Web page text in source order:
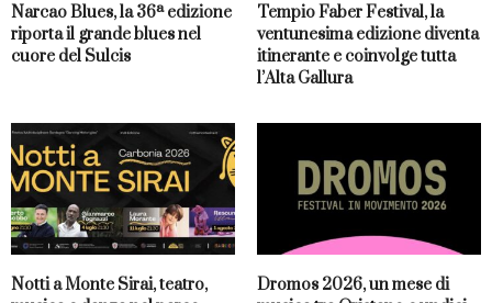
Narcao Blues, la 36ª edizione
riporta il grande blues nel
cuore del Sulcis
Tempio Faber Festival, la
ventunesima edizione diventa
itinerante e coinvolge tutta
l’Alta Gallura
Notti a Monte Sirai, teatro,
Dromos 2026, un mese di